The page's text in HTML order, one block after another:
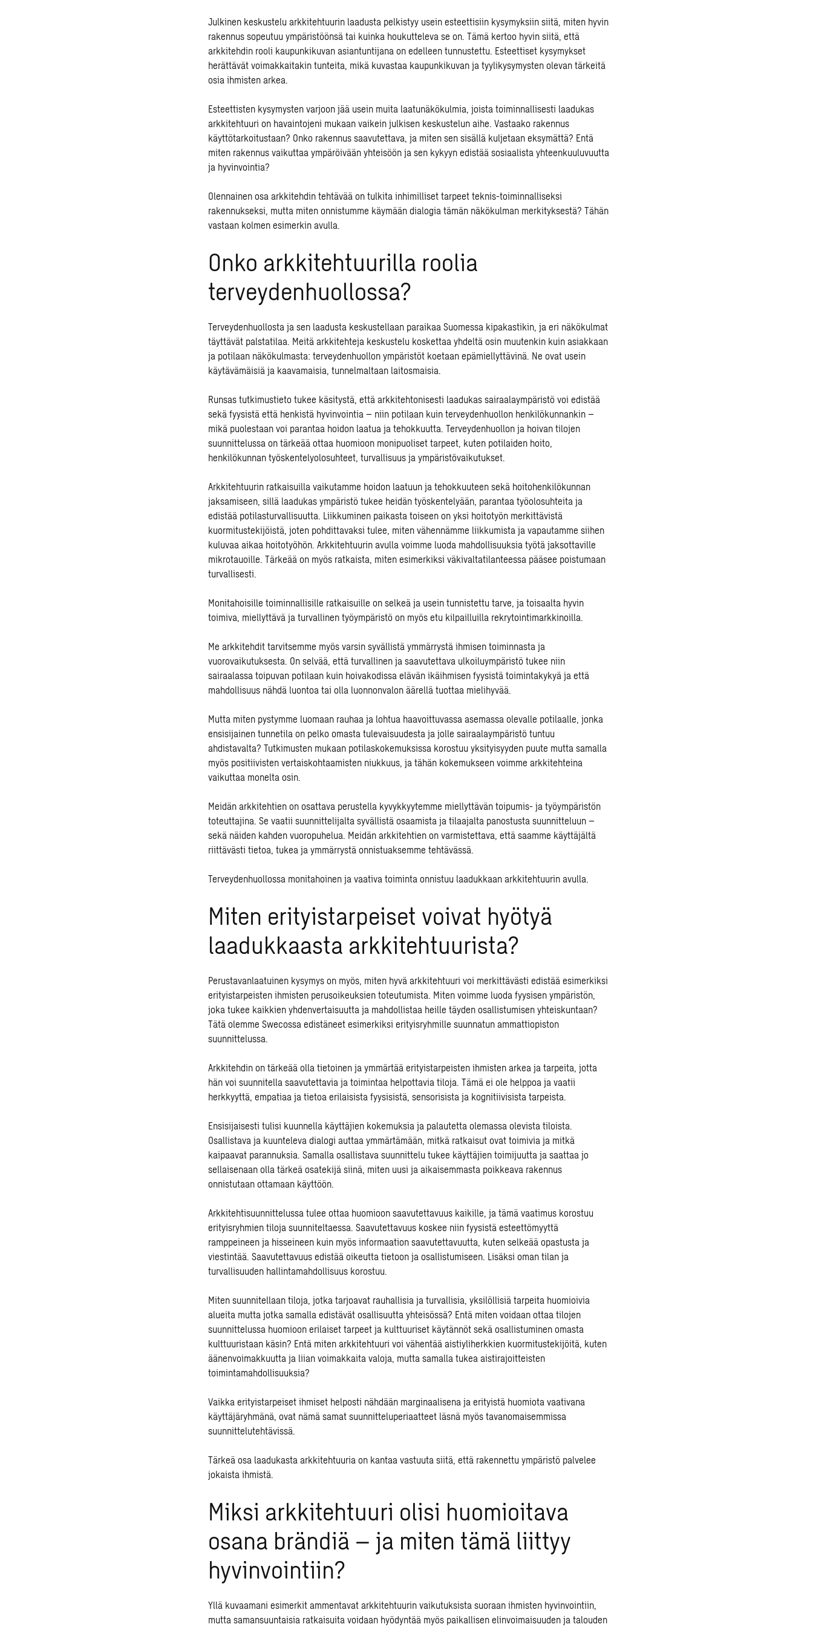
Julkinen keskustelu arkkitehtuurin laadusta pelkistyy usein esteettisiin kysymyksiin siitä, miten hyvin
rakennus sopeutuu ympäristöönsä tai kuinka houkutteleva se on. Tämä kertoo hyvin siitä, että
arkkitehdin rooli kaupunkikuvan asiantuntijana on edelleen tunnustettu. Esteettiset kysymykset
herättävät voimakkaitakin tunteita, mikä kuvastaa kaupunkikuvan ja tyylikysymysten olevan tärkeitä
osia ihmisten arkea.
Esteettisten kysymysten varjoon jää usein muita laatunäkökulmia, joista toiminnallisesti laadukas
arkkitehtuuri on havaintojeni mukaan vaikein julkisen keskustelun aihe. Vastaako rakennus
käyttötarkoitustaan? Onko rakennus saavutettava, ja miten sen sisällä kuljetaan eksymättä? Entä
miten rakennus vaikuttaa ympäröivään yhteisöön ja sen kykyyn edistää sosiaalista yhteenkuuluvuutta
ja hyvinvointia?
Olennainen osa arkkitehdin tehtävää on tulkita inhimilliset tarpeet teknis-toiminnalliseksi
rakennukseksi, mutta miten onnistumme käymään dialogia tämän näkökulman merkityksestä? Tähän
vastaan kolmen esimerkin avulla.
Onko arkkitehtuurilla roolia
terveydenhuollossa?
Terveydenhuollosta ja sen laadusta keskustellaan paraikaa Suomessa kipakastikin, ja eri näkökulmat
täyttävät palstatilaa. Meitä arkkitehteja keskustelu koskettaa yhdeltä osin muutenkin kuin asiakkaan
ja potilaan näkökulmasta: terveydenhuollon ympäristöt koetaan epämiellyttävinä. Ne ovat usein
käytävämäisiä ja kaavamaisia, tunnelmaltaan laitosmaisia.
Runsas tutkimustieto tukee käsitystä, että arkkitehtonisesti laadukas sairaalaympäristö voi edistää
sekä fyysistä että henkistä hyvinvointia – niin potilaan kuin terveydenhuollon henkilökunnankin –
mikä puolestaan voi parantaa hoidon laatua ja tehokkuutta. Terveydenhuollon ja hoivan tilojen
suunnittelussa on tärkeää ottaa huomioon monipuoliset tarpeet, kuten potilaiden hoito,
henkilökunnan työskentelyolosuhteet, turvallisuus ja ympäristövaikutukset.
Arkkitehtuurin ratkaisuilla vaikutamme hoidon laatuun ja tehokkuuteen sekä hoitohenkilökunnan
jaksamiseen, sillä laadukas ympäristö tukee heidän työskentelyään, parantaa työolosuhteita ja
edistää potilasturvallisuutta. Liikkuminen paikasta toiseen on yksi hoitotyön merkittävistä
kuormitustekijöistä, joten pohdittavaksi tulee, miten vähennämme liikkumista ja vapautamme siihen
kuluvaa aikaa hoitotyöhön. Arkkitehtuurin avulla voimme luoda mahdollisuuksia työtä jaksottaville
mikrotauoille. Tärkeää on myös ratkaista, miten esimerkiksi väkivaltatilanteessa pääsee poistumaan
turvallisesti.
Monitahoisille toiminnallisille ratkaisuille on selkeä ja usein tunnistettu tarve, ja toisaalta hyvin
toimiva, miellyttävä ja turvallinen työympäristö on myös etu kilpailluilla rekrytointimarkkinoilla.
Me arkkitehdit tarvitsemme myös varsin syvällistä ymmärrystä ihmisen toiminnasta ja
vuorovaikutuksesta. On selvää, että turvallinen ja saavutettava ulkoiluympäristö tukee niin
sairaalassa toipuvan potilaan kuin hoivakodissa elävän ikäihmisen fyysistä toimintakykyä ja että
mahdollisuus nähdä luontoa tai olla luonnonvalon äärellä tuottaa mielihyvää.
Mutta miten pystymme luomaan rauhaa ja lohtua haavoittuvassa asemassa olevalle potilaalle, jonka
ensisijainen tunnetila on pelko omasta tulevaisuudesta ja jolle sairaalaympäristö tuntuu
ahdistavalta? Tutkimusten mukaan potilaskokemuksissa korostuu yksityisyyden puute mutta samalla
myös positiivisten vertaiskohtaamisten niukkuus, ja tähän kokemukseen voimme arkkitehteina
vaikuttaa monelta osin.
Meidän arkkitehtien on osattava perustella kyvykkyytemme miellyttävän toipumis- ja työympäristön
toteuttajina. Se vaatii suunnittelijalta syvällistä osaamista ja tilaajalta panostusta suunnitteluun –
sekä näiden kahden vuoropuhelua. Meidän arkkitehtien on varmistettava, että saamme käyttäjältä
riittävästi tietoa, tukea ja ymmärrystä onnistuaksemme tehtävässä.
Terveydenhuollossa monitahoinen ja vaativa toiminta onnistuu laadukkaan arkkitehtuurin avulla.
Miten erityistarpeiset voivat hyötyä
laadukkaasta arkkitehtuurista?
Perustavanlaatuinen kysymys on myös, miten hyvä arkkitehtuuri voi merkittävästi edistää esimerkiksi
erityistarpeisten ihmisten perusoikeuksien toteutumista. Miten voimme luoda fyysisen ympäristön,
joka tukee kaikkien yhdenvertaisuutta ja mahdollistaa heille täyden osallistumisen yhteiskuntaan?
Tätä olemme Swecossa edistäneet esimerkiksi erityisryhmille suunnatun ammattiopiston
suunnittelussa.
Arkkitehdin on tärkeää olla tietoinen ja ymmärtää erityistarpeisten ihmisten arkea ja tarpeita, jotta
hän voi suunnitella saavutettavia ja toimintaa helpottavia tiloja. Tämä ei ole helppoa ja vaatii
herkkyyttä, empatiaa ja tietoa erilaisista fyysisistä, sensorisista ja kognitiivisista tarpeista.
Ensisijaisesti tulisi kuunnella käyttäjien kokemuksia ja palautetta olemassa olevista tiloista.
Osallistava ja kuunteleva dialogi auttaa ymmärtämään, mitkä ratkaisut ovat toimivia ja mitkä
kaipaavat parannuksia. Samalla osallistava suunnittelu tukee käyttäjien toimijuutta ja saattaa jo
sellaisenaan olla tärkeä osatekijä siinä, miten uusi ja aikaisemmasta poikkeava rakennus
onnistutaan ottamaan käyttöön.
Arkkitehtisuunnittelussa tulee ottaa huomioon saavutettavuus kaikille, ja tämä vaatimus korostuu
erityisryhmien tiloja suunniteltaessa. Saavutettavuus koskee niin fyysistä esteettömyyttä
ramppeineen ja hisseineen kuin myös informaation saavutettavuutta, kuten selkeää opastusta ja
viestintää. Saavutettavuus edistää oikeutta tietoon ja osallistumiseen. Lisäksi oman tilan ja
turvallisuuden hallintamahdollisuus korostuu.
Miten suunnitellaan tiloja, jotka tarjoavat rauhallisia ja turvallisia, yksilöllisiä tarpeita huomioivia
alueita mutta jotka samalla edistävät osallisuutta yhteisössä? Entä miten voidaan ottaa tilojen
suunnittelussa huomioon erilaiset tarpeet ja kulttuuriset käytännöt sekä osallistuminen omasta
kulttuuristaan käsin? Entä miten arkkitehtuuri voi vähentää aistiyliherkkien kuormitustekijöitä, kuten
äänenvoimakkuutta ja liian voimakkaita valoja, mutta samalla tukea aistirajoitteisten
toimintamahdollisuuksia?
Vaikka erityistarpeiset ihmiset helposti nähdään marginaalisena ja erityistä huomiota vaativana
käyttäjäryhmänä, ovat nämä samat suunnitteluperiaatteet läsnä myös tavanomaisemmissa
suunnittelutehtävissä.
Tärkeä osa laadukasta arkkitehtuuria on kantaa vastuuta siitä, että rakennettu ympäristö palvelee
jokaista ihmistä.
Miksi arkkitehtuuri olisi huomioitava
osana brändiä – ja miten tämä liittyy
hyvinvointiin?
Yllä kuvaamani esimerkit ammentavat arkkitehtuurin vaikutuksista suoraan ihmisten hyvinvointiin,
mutta samansuuntaisia ratkaisuita voidaan hyödyntää myös paikallisen elinvoimaisuuden ja talouden